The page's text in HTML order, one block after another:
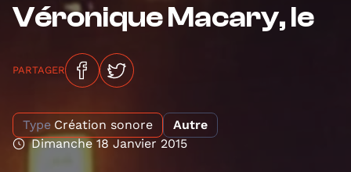
Véronique Macary, le
PARTAGER
Type Création sonore
Autre
Dimanche 18 Janvier 2015